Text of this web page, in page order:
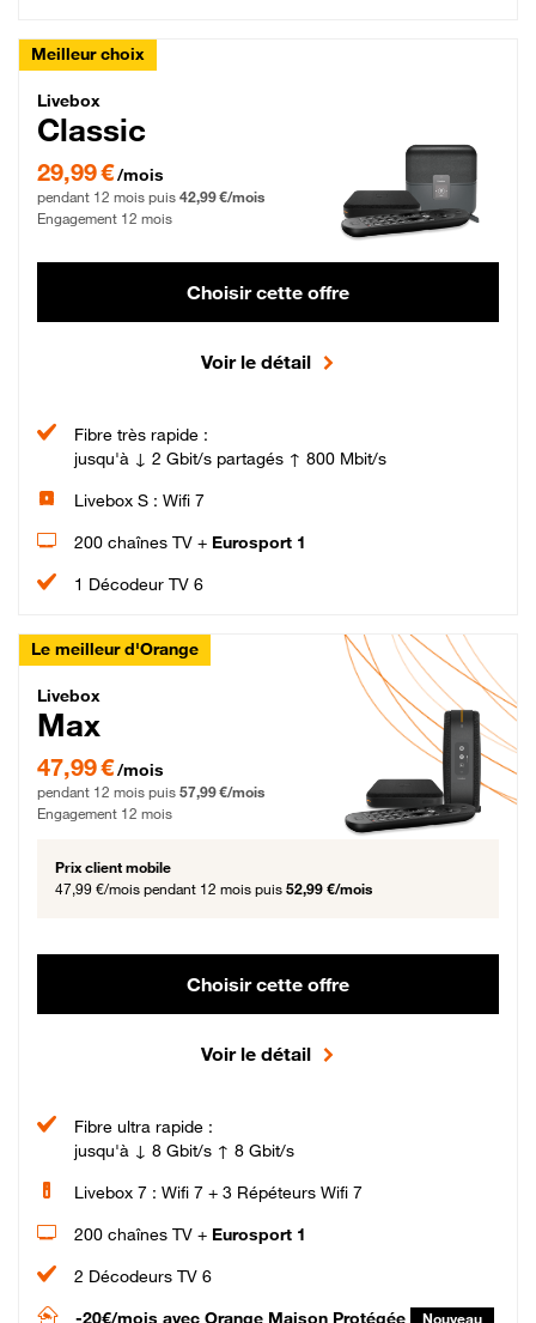
Meilleur choix
Livebox Classic Fibre
Livebox
Classic
29,99 € par mois pendant 12 mois puis 42,99 € par mois, Engagement 12 mois
29,99 €/mois
pendant 12 mois puis 42,99 €/mois
Engagement 12 mois
Choisir cette offre
Voir le détail
Fibre très rapide :
jusqu'à ↓ 2 Gbit/s partagés ↑ 800 Mbit/s
Livebox S : Wifi 7
200 chaînes TV + Eurosport 1
1 Décodeur TV 6
Le meilleur d'Orange
Livebox Max Fibre
Livebox
Max
47,99 € par mois pendant 12 mois puis 57,99 € par mois, Engagement 12 mois
47,99 €/mois
pendant 12 mois puis 57,99 €/mois
Engagement 12 mois
Prix client mobile
47,99 €/mois pendant 12 mois puis 52,99 €/mois
Choisir cette offre
Voir le détail
Fibre ultra rapide :
jusqu'à ↓ 8 Gbit/s ↑ 8 Gbit/s
Livebox 7 : Wifi 7 + 3 Répéteurs Wifi 7
200 chaînes TV + Eurosport 1
2 Décodeurs TV 6
-20€/mois avec Orange Maison Protégée Nouveau